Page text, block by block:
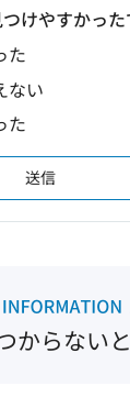
けやすかった
た
ない
た
からない